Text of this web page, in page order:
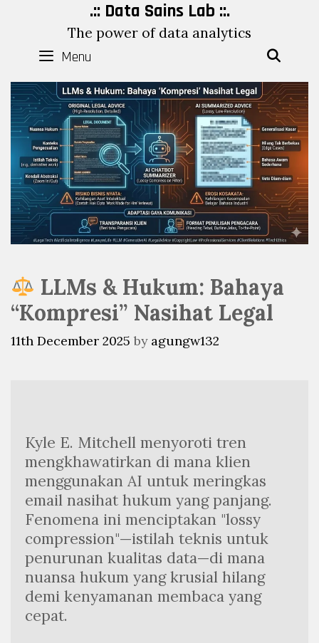
content
.:: Data Sains Lab ::.
The power of data analytics
Menu
LLMs & Hukum: Bahaya
“Kompresi” Nasihat Legal
11th December 2025 by agungw132
Kyle E. Mitchell menyoroti tren
mengkhawatirkan di mana klien
menggunakan AI untuk meringkas
email nasihat hukum yang panjang.
Fenomena ini menciptakan "lossy
compression"—istilah teknis untuk
penurunan kualitas data—di mana
nuansa hukum yang krusial hilang
demi kenyamanan membaca yang
cepat.